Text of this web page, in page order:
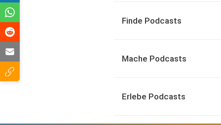
Finde Podcasts
Mache Podcasts
Erlebe Podcasts